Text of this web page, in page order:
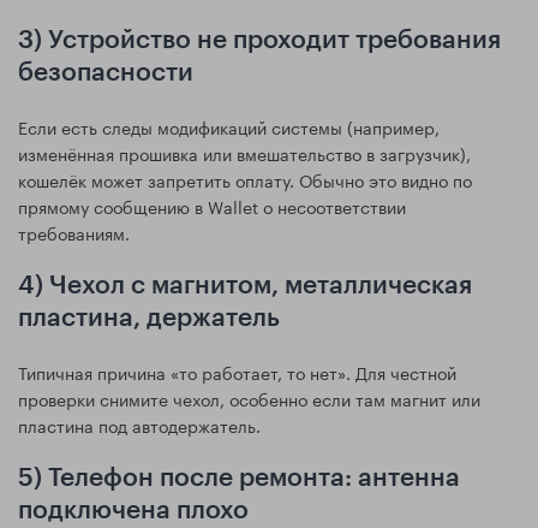
3) Устройство не проходит требования
безопасности
Если есть следы модификаций системы (например,
изменённая прошивка или вмешательство в загрузчик),
кошелёк может запретить оплату. Обычно это видно по
прямому сообщению в Wallet о несоответствии
требованиям.
4) Чехол с магнитом, металлическая
пластина, держатель
Типичная причина «то работает, то нет». Для честной
проверки снимите чехол, особенно если там магнит или
пластина под автодержатель.
5) Телефон после ремонта: антенна
подключена плохо